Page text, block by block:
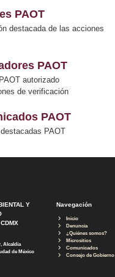
PAOT
destacada de las acciones
PAOT
autorizado
de verificación
PAOT
PAOT
Y
Alcaldía
de México
Navegación
Inicio
Denuncia
¿Quiénes somos?
Micrositios
Comunicados
Consejo de Gobierno